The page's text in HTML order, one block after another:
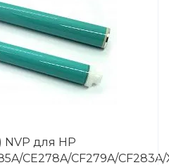
NVP для HP
CE278A/CF279A/CF283A/